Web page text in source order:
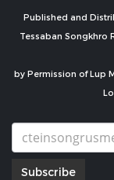
Published and
Tessaban Songkhro
by Permission of Lup
Subscribe